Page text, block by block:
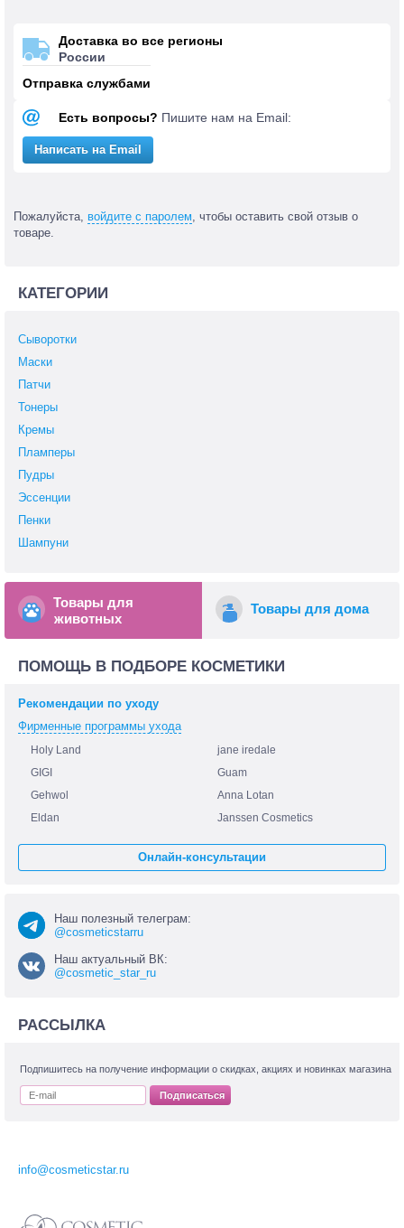
Доставка во все регионы
России
Отправка службами
Есть вопросы? Пишите нам на Email:
Написать на Email
Пожалуйста, войдите с паролем , чтобы оставить свой отзыв о
товаре.
КАТЕГОРИИ
Сыворотки
Маски
Патчи
Тонеры
Кремы
Пламперы
Пудры
Эссенции
Пенки
Шампуни
Товары для
животных
Товары для дома
ПОМОЩЬ В ПОДБОРЕ КОСМЕТИКИ
Рекомендации по уходу
Фирменные программы ухода
Holy Land
jane iredale
GIGI
Guam
Gehwol
Anna Lotan
Eldan
Janssen Cosmetics
Онлайн-консультации
Наш полезный телеграм:
@cosmeticstarru
Наш актуальный ВК:
@cosmetic_star_ru
РАССЫЛКА
Подпишитесь на получение информации о скидках, акциях и новинках магазина
Подписаться
info@cosmeticstar.ru